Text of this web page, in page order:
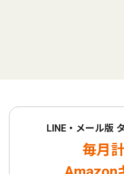
LINE・メール版
毎月